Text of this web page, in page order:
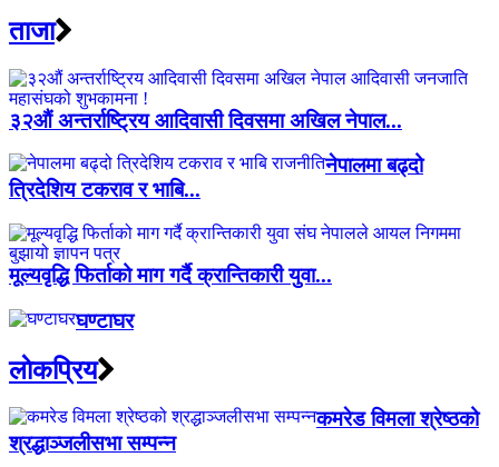
ताजा
३२औं अन्तर्राष्ट्रिय आदिवासी दिवसमा अखिल नेपाल...
नेपालमा बढ्दो
त्रिदेशिय टकराव र भाबि...
मूल्यवृद्धि फिर्ताको माग गर्दै क्रान्तिकारी युवा...
घण्टाघर
लाेकप्रिय
कमरेड विमला श्रेष्ठको
श्रद्धाञ्जलीसभा सम्पन्न